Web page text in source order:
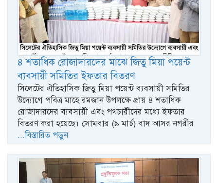
৪ শতাধিক রোজাদারদের মাঝে জিতু মিয়া পয়েন্ট
ব্যবসায়ী সমিতির ইফতার বিতরণ
সিলেটের ঐতিহাসিক জিতু মিয়া পয়েন্ট ব্যবসায়ী সমিতির
উদ্যোগে পবিত্র মাহে রমজান উপলক্ষে প্রায় ৪ শতাধিক
রোজাদারদের ব্যবসায়ী এবং পথচারীদের মধ্যে ইফতার
বিতরণ করা হয়েছে। সোমবার (৯ মার্চ) বাদ আসর নগরীর
...বিস্তারিত পড়ুন